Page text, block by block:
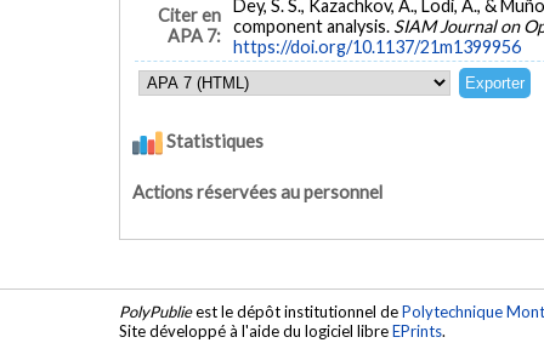
Citer en
APA 7:
Dey, S. S., Kazachkov, A., Lodi, A., &
component analysis. SIAM Journal on
https://doi.org/10.1137/21m1399956
Statistiques
Actions réservées au personnel
PolyPublieest le dépôt institutionnel dePolytechnique
Site développé à l'aide du logiciel libreEPrints.